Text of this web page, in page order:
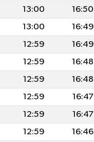
13:00 16:50
13:00 16:49
12:59 16:49
12:59 16:48
12:59 16:48
12:59 16:47
12:59 16:47
12:59 16:46